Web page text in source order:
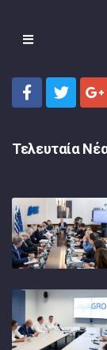
Τελευταία